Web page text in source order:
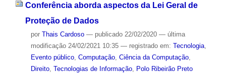
Conferência aborda aspectos da Lei Geral de
Proteção de Dados
por Thais Cardoso — publicado22/02/2020 — última
modificação24/02/2021 10:35 — registrado em: Tecnologia,
Evento público, Computação, Ciência da Computação,
Direito, Tecnologias de Informação, Polo Ribeirão Preto